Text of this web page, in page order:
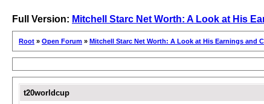
Full Version: Mitchell Starc Net Worth: A Look at His
Root » Open Forum » Mitchell Starc Net Worth: A Look at His Earnings and
t20worldcup